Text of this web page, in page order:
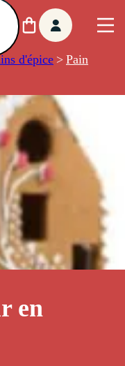
d'épice > Pain
en